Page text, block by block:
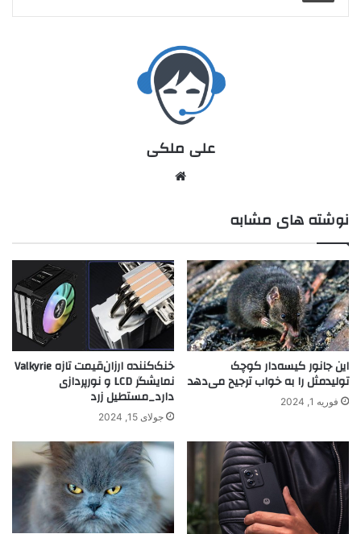
علی ملکی
نوشته های مشابه
این جانور کیسه‌دار کوچک
تولیدمثل را به خواب ترجیح می‌دهد
فوریه 1, 2024
خنک‌کننده ارزان‌قیمت تازه Valkyrie
نمایشگر LCD و نورپردازی
دارد_مستطیل زرد
جولای 15, 2024